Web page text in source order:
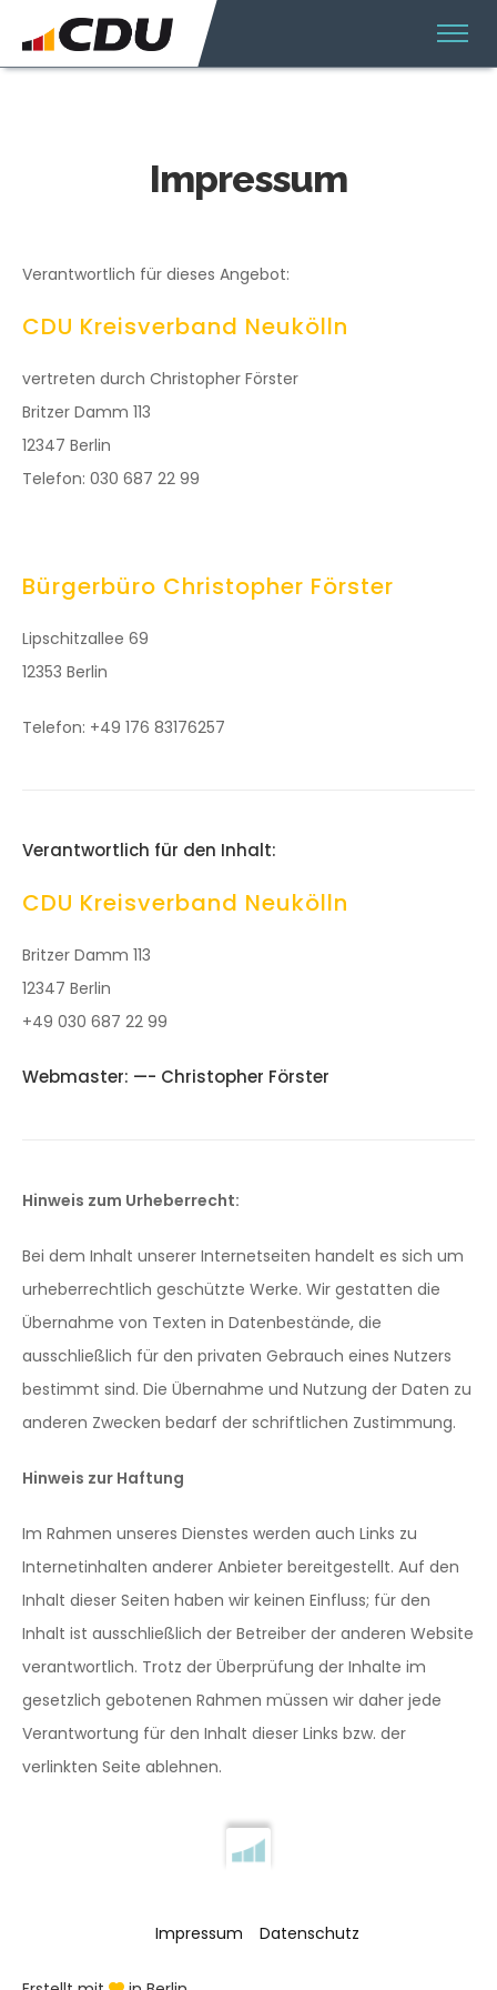
Impressum
Verantwortlich für dieses Angebot:
CDU Kreisverband Neukölln
vertreten durch Christopher Förster
Britzer Damm 113
12347 Berlin
Telefon: 030 687 22 99
Bürgerbüro Christopher Förster
Lipschitzallee 69
12353 Berlin
Telefon: +49 176 83176257
Verantwortlich für den Inhalt:
CDU Kreisverband Neukölln
Britzer Damm 113
12347 Berlin
+49 030 687 22 99
Webmaster: —- Christopher Förster
Hinweis zum Urheberrecht:
Bei dem Inhalt unserer Internetseiten handelt es sich um
urheberrechtlich geschützte Werke. Wir gestatten die
Übernahme von Texten in Datenbestände, die
ausschließlich für den privaten Gebrauch eines Nutzers
bestimmt sind. Die Übernahme und Nutzung der Daten zu
anderen Zwecken bedarf der schriftlichen Zustimmung.
Hinweis zur Haftung
Im Rahmen unseres Dienstes werden auch Links zu
Internetinhalten anderer Anbieter bereitgestellt. Auf den
Inhalt dieser Seiten haben wir keinen Einfluss; für den
Inhalt ist ausschließlich der Betreiber der anderen Website
verantwortlich. Trotz der Überprüfung der Inhalte im
gesetzlich gebotenen Rahmen müssen wir daher jede
Verantwortung für den Inhalt dieser Links bzw. der
verlinkten Seite ablehnen.
Impressum Datenschutz